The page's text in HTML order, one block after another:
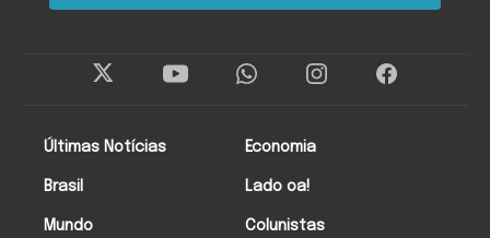
Últimas Notícias
Brasil
Mundo
Economia
Lado oa!
Colunistas